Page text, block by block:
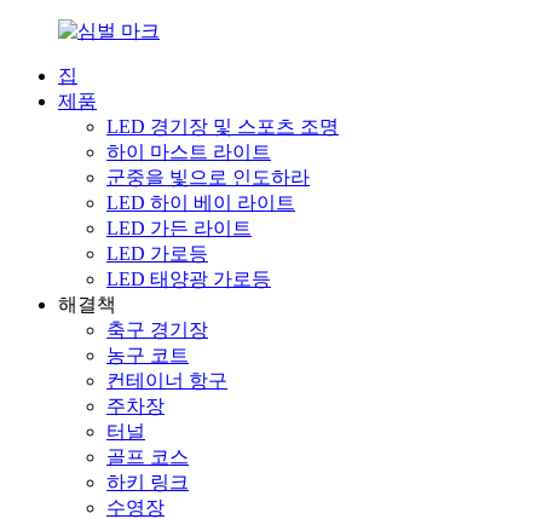
집
제품
LED 경기장 및 스포츠 조명
하이 마스트 라이트
군중을 빛으로 인도하라
LED 하이 베이 라이트
LED 가든 라이트
LED 가로등
LED 태양광 가로등
해결책
축구 경기장
농구 코트
컨테이너 항구
주차장
터널
골프 코스
하키 링크
수영장